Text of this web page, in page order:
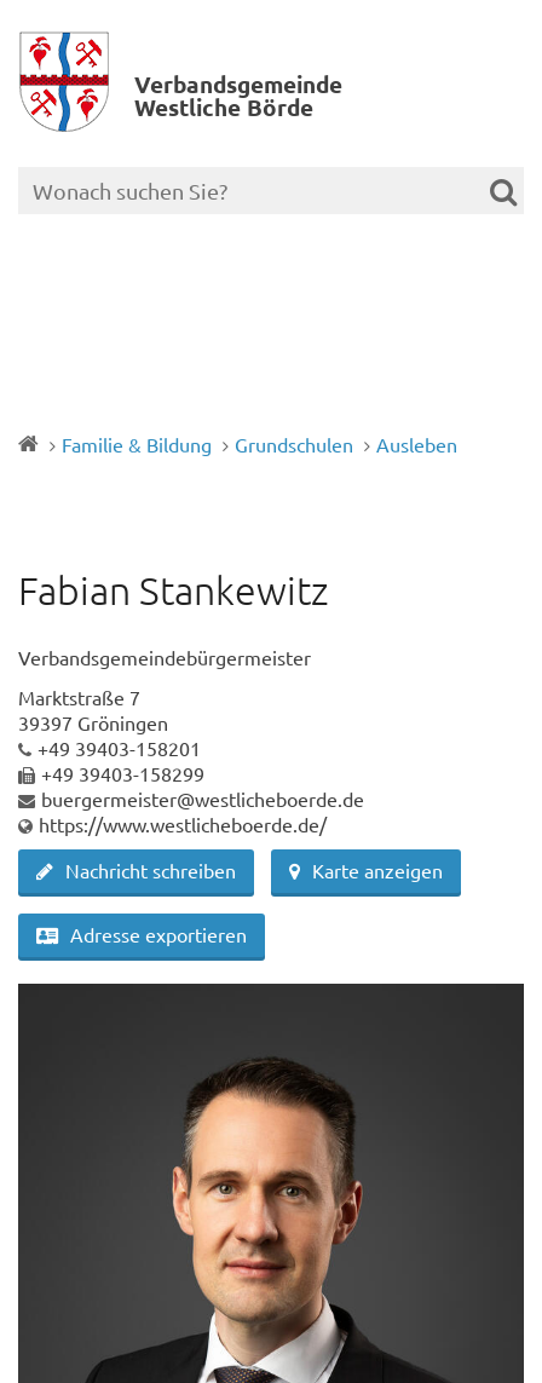
Verbands­gemeinde
Westliche Börde
Familie & Bildung Grundschulen Ausleben
Fabian Stankewitz
Verbandsgemeindebürgermeister
Marktstraße 7
39397 Gröningen
+49 39403-158201
+49 39403-158299
buergermeister@westlicheboerde.de
https://www.westlicheboerde.de/
Nachricht schreiben
Karte anzeigen
Adresse exportieren